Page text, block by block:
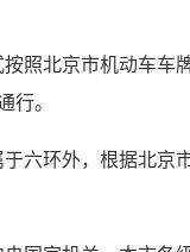
照北京市机动车车
。
六环外，根据北京